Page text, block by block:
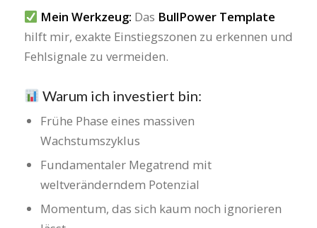
Mein Werkzeug: Das BullPower Template
hilft mir, exakte Einstiegszonen zu erkennen und
Fehlsignale zu vermeiden.
Warum ich investiert bin:
Frühe Phase eines massiven
Wachstumszyklus
Fundamentaler Megatrend mit
weltveränderndem Potenzial
Momentum, das sich kaum noch ignorieren